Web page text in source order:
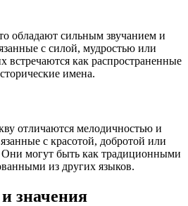
обладают сильным звучанием и
с силой, мудростью или
встречаются как распространенные
имена.
отличаются мелодичностью и
с красотой, добротой или
могут быть как традиционными
из других языков.
значения